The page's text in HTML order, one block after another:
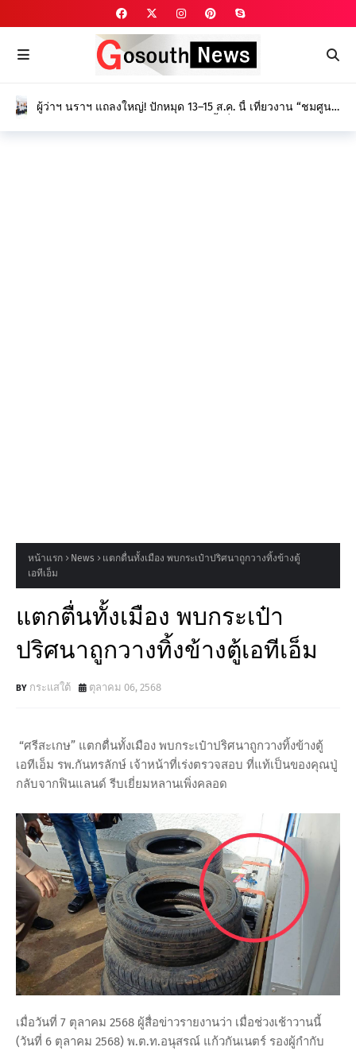
ผู้ว่าฯ นราฯ แถลงใหญ่! ปักหมุด 13–15 ส.ค. นี้ เที่ยวงาน “ชมศูนย์
เกษตร-ป่าพรุ สร้างรายได้ยั่งยืน
หน้าแรก News
แตกตื่นทั้งเมือง พบกระเป๋าปริศนาถูกวางทิ้งข้างตู้
เอทีเอ็ม
แตกตื่นทั้งเมือง พบกระเป๋า
ปริศนาถูกวางทิ้งข้างตู้เอทีเอ็ม
กระแสใต้ ตุลาคม 06, 2568
“ศรีสะเกษ” แตกตื่นทั้งเมือง พบกระเป๋าปริศนาถูกวางทิ้งข้างตู้
เอทีเอ็ม รพ.กันทรลักษ์ เจ้าหน้าที่เร่งตรวจสอบ ที่แท้เป็นของคุณปู่
กลับจากฟินแลนด์ รีบเยี่ยมหลานเพิ่งคลอด
เมื่อวันที่ 7 ตุลาคม 2568 ผู้สื่อข่าวรายงานว่า เมื่อช่วงเช้าวานนี้
(วันที่ 6 ตุลาคม 2568) พ.ต.ท.อนุสรณ์ แก้วกันเนตร์ รองผู้กำกับ